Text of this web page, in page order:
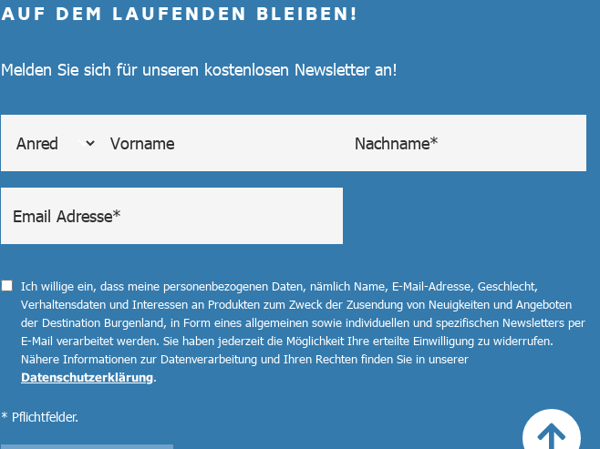
AUF DEM LAUFENDEN BLEIBEN!
Melden Sie sich für unseren kostenlosen Newsletter an!
Ich willige ein, dass meine personenbezogenen Daten, nämlich Name, E-Mail-Adresse, Geschlecht,
Verhaltensdaten und Interessen an Produkten zum Zweck der Zusendung von Neuigkeiten und Angeboten
der Destination Burgenland, in Form eines allgemeinen sowie individuellen und spezifischen Newsletters per
E-Mail verarbeitet werden. Sie haben jederzeit die Möglichkeit Ihre erteilte Einwilligung zu widerrufen.
Nähere Informationen zur Datenverarbeitung und Ihren Rechten finden Sie in unserer
Datenschutzerklärung.
* Pflichtfelder.